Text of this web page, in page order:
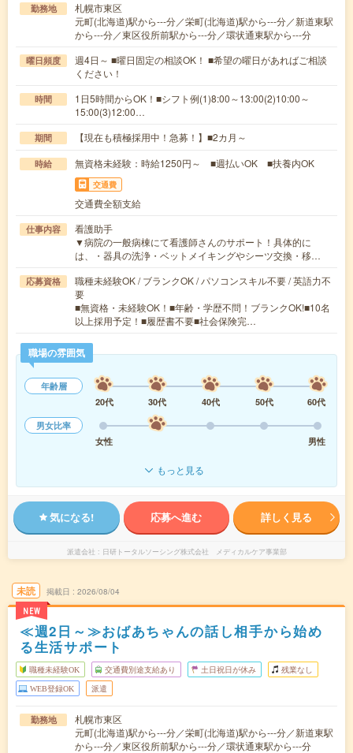
勤務地
札幌市東区
元町(北海道)駅から---分／栄町(北海道)駅から---分／新道東駅
から---分／東区役所前駅から---分／環状通東駅から---分
曜日頻度
週4日～ ■曜日固定の相談OK！ ■希望の曜日があればご相談
ください！
時間
1日5時間からOK！■シフト例(1)8:00～13:00(2)10:00～
15:00(3)12:00…
期間 【現在も積極採用中！急募！】■2カ月～
時給 無資格未経験：時給1250円～ ■週払いOK ■扶養内OK
交通費
交通費全額支給
仕事内容
看護助手
▼病院の一般病棟にて看護師さんのサポート！具体的に
は、・器具の洗浄・ベットメイキングやシーツ交換・移…
応募資格
職種未経験OK / ブランクOK / パソコンスキル不要 / 英語力不
要
■無資格・未経験OK！■年齢・学歴不問！ブランクOK!■10名
以上採用予定！■履歴書不要■社会保険完…
職場の雰囲気
年齢層
20代
30代 40代 50代
60代
男女比率
女性
男性
もっと見る
気になる! 応募へ進む 詳しく見る
派遣会社 日研トータルソーシング株式会社 メディカルケア事業部
未読
NEW
掲載日 2026/08/04
≪週2日～≫おばあちゃんの話し相手から始め
る生活サポート
職種未経験OK 交通費別途支給あり 土日祝日が休み 残業なし
WEB登録OK 派遣
勤務地
札幌市東区
元町(北海道)駅から---分／栄町(北海道)駅から---分／新道東駅
から---分／東区役所前駅から---分／環状通東駅から---分